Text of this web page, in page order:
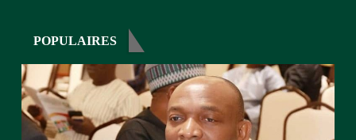
POPULAIRES